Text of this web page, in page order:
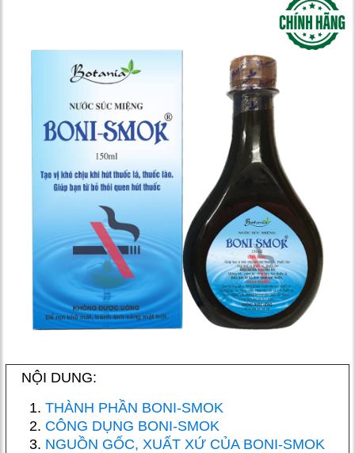
NỘI DUNG:
THÀNH PHẦN BONI-SMOK
CÔNG DỤNG BONI-SMOK
NGUỒN GỐC, XUẤT XỨ CỦA BONI-SMOK